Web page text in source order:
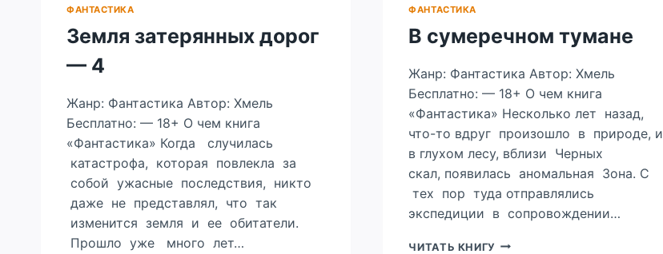
ФАНТАСТИКА
Земля затерянных дорог
— 4
Жанр: Фантастика Автор: Хмель
Бесплатно: — 18+ О чем книга
«Фантастика» Когда случилась
катастрофа, которая повлекла за
собой ужасные последствия, никто
даже не представлял, что так
изменится земля и ее обитатели.
Прошло уже много лет…
ФАНТАСТИКА
В сумеречном тумане
Жанр: Фантастика Автор: Хмель
Бесплатно: — 18+ О чем книга
«Фантастика» Несколько лет назад,
что-то вдруг произошло в природе, и
в глухом лесу, вблизи Черных
скал, появилась аномальная Зона. С
тех пор туда отправлялись
экспедиции в сопровождении…
ЧИТАТЬ КНИГУ В